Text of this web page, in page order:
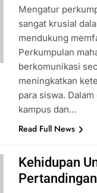
Mengatur
sangat krusial
mendukung
Perkumpulan
berkomunikasi
meningkatkan
para siswa.
kampus dan…
Read Full News
Kehidupan